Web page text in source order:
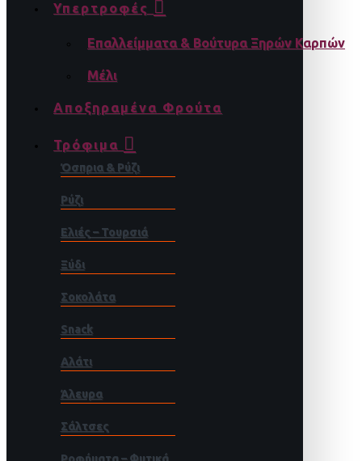
Υπερτροφές
Επαλλείμματα & Βούτυρα Ξηρών Καρπών
Μέλι
Αποξηραμένα Φρούτα
Τρόφιμα
Όσπρια & Ρύζι
Ρύζι
Ελιές – Τουρσιά
Ξύδι
Σοκολάτα
Snack
Αλάτι
Άλευρα
Σάλτσες